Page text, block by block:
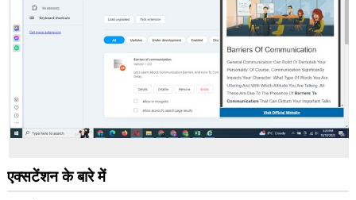
एक्सटेंशन के बारे में